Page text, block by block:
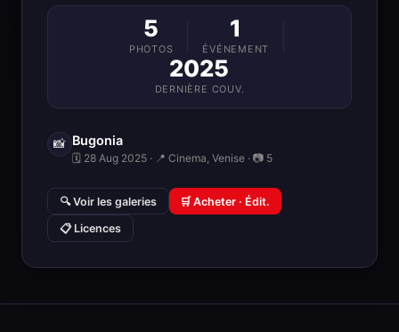
5
PHOTOS
1
ÉVÉNEMENT
2025
DERNIÈRE COUV.
📸 Bugonia
🗓 28 Aug 2025 · 📍 Cinema, Venise · 📷 5
🔍 Voir les galeries 🛒 Acheter · Édit.
📋 Licences